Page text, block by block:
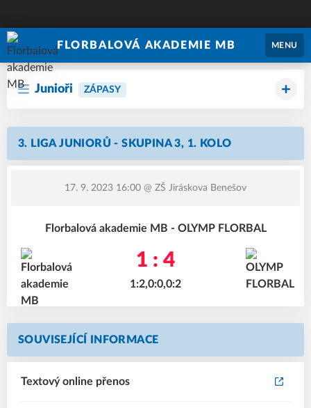
FLORBALOVÁ AKADEMIE MB MENU
Junioři ZÁPASY
3. LIGA JUNIORŮ - SKUPINA 3, 1. KOLO
17. 9. 2023 16:00 @ ZŠ Jiráskova Benešov
Florbalová akademie MB - OLYMP FLORBAL
1 : 4
1:2,0:0,0:2
SOUVISEJÍCÍ INFORMACE
Textový online přenos